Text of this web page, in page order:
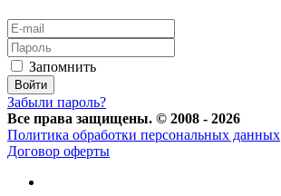
Запомнить
Забыли пароль?
Все права защищены. © 2008 - 2026
Политика обработки персональных данных
Договор оферты